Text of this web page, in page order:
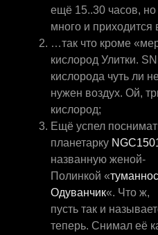
ещё 15..30 часов,
много и приходится
…так что кроме
кислород Улитки.
кислорода чуть ли
нужен воздух. Ой,
кислород;
Ещё успел
планетарку
названную женой-
Полинкой «
Одуванчик«. Что ж,
пусть так и
теперь. Снимал её